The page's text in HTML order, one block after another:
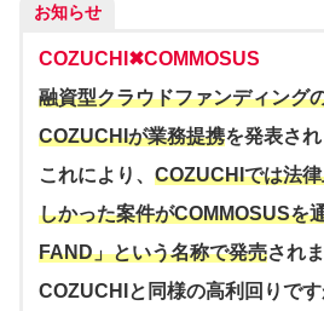
お知らせ
COZUCHI✖︎COMMOSUS
融資型クラウドファンディング
COZUCHIが業務提携を発表され
これにより、 COZUCHIでは法
しかった案件がCOMMOSUSを
FAND」という名称で発売され
COZUCHIと同様の高利回りで